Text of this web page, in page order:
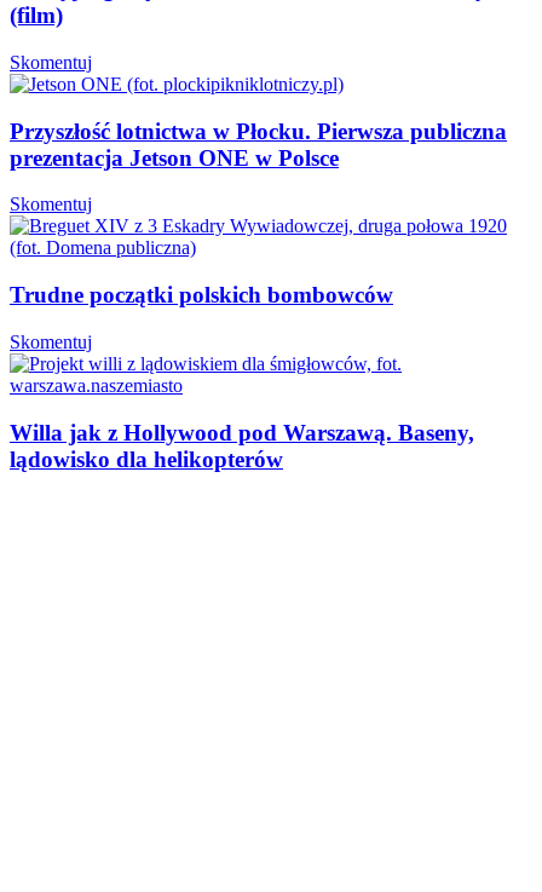
(film)
Skomentuj
Przyszłość lotnictwa w Płocku. Pierwsza publiczna
prezentacja Jetson ONE w Polsce
Skomentuj
Trudne początki polskich bombowców
Skomentuj
Willa jak z Hollywood pod Warszawą. Baseny,
lądowisko dla helikopterów